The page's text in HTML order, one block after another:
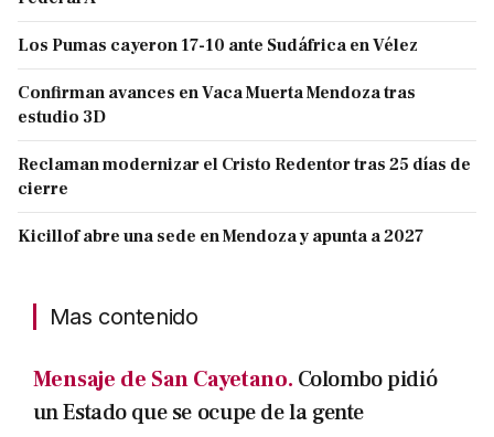
Los Pumas cayeron 17-10 ante Sudáfrica en Vélez
Confirman avances en Vaca Muerta Mendoza tras
estudio 3D
Reclaman modernizar el Cristo Redentor tras 25 días de
cierre
Kicillof abre una sede en Mendoza y apunta a 2027
Mas contenido
Mensaje de San Cayetano. Colombo pidió
un Estado que se ocupe de la gente